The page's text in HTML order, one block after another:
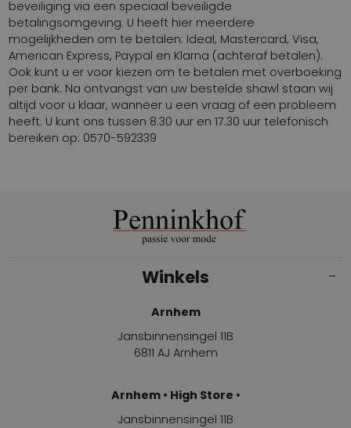
beveiliging via een speciaal beveiligde
betalingsomgeving. U heeft hier meerdere
mogelijkheden om te betalen: Ideal, Mastercard, Visa,
American Express, Paypal en Klarna (achteraf betalen).
Ook kunt u er voor kiezen om te betalen met overboeking
per bank. Na ontvangst van uw bestelde shawl staan wij
altijd voor u klaar, wanneer u een vraag of een probleem
heeft. U kunt ons tussen 8.30 uur en 17.30 uur telefonisch
bereiken op: 0570-592339
Winkels
Arnhem
Jansbinnensingel 11B
6811 AJ Arnhem
Arnhem • High Store •
Jansbinnensingel 11B